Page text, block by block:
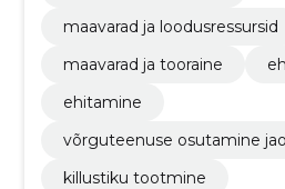
maavarad ja loodusressursid
maavarad ja tooraine
ehitamine
võrguteenuse osutamine
killustiku tootmine